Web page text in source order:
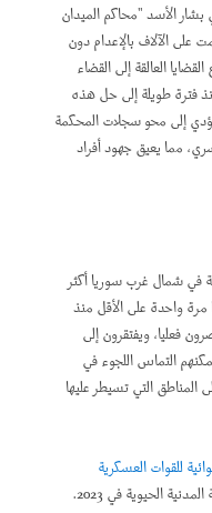
الأسد "محاكم الميدان
على الآلاف بالإعدام دون
العالقة إلى القضاء
فترة طويلة إلى حل هذه
إلى محو سجلات المحكمة
مما يعيق جهود أفراد
في شمال غرب سوريا أكثر
مرة واحدة على الأقل منذ
فعليا، ويفتقرون إلى
التماس اللجوء في
المناطق التي تسيطر عليها
للقوات العسكرية
الحيوية في 2023.